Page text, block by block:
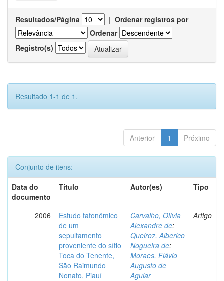
Resultados/Página | Ordenar registros por
Ordenar
Registro(s)
Resultado 1-1 de 1.
Anterior 1 Próximo
Conjunto de itens:
Data do
documento
Título Autor(es) Tipo
2006
Estudo tafonômico
de um
sepultamento
proveniente do sítio
Toca do Tenente,
São Raimundo
Nonato, Piauí
Carvalho, Olívia
Alexandre de;
Queiroz, Alberico
Nogueira de;
Moraes, Flávio
Augusto de
Aguiar
Artigo